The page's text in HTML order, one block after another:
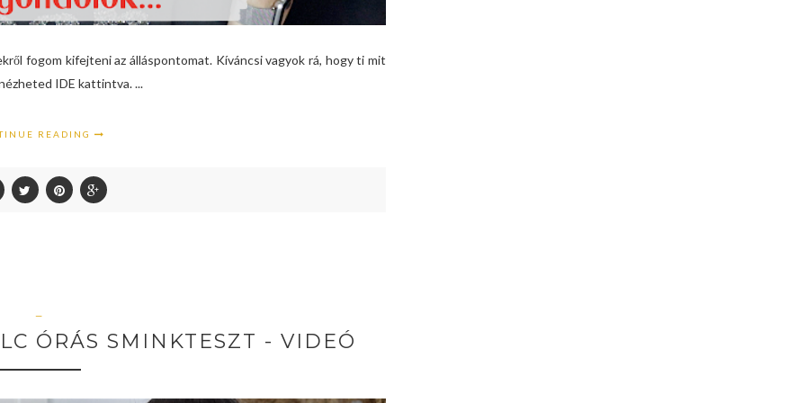
fogom kifejteni az álláspontomat. Kíváncsi vagyok rá, hogy ti mit
IDE kattintva. ...
READING
—
ÓRÁS SMINKTESZT - VIDEÓ